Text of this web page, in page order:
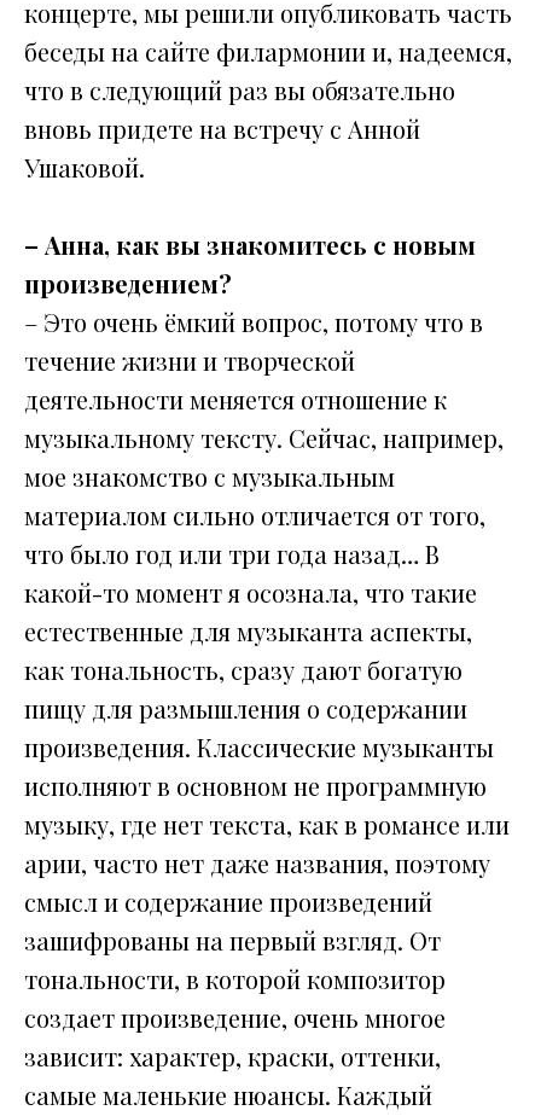
концерте, мы решили опубликовать часть
беседы на сайте филармонии и, надеемся,
что в следующий раз вы обязательно
вновь придете на встречу с Анной
Ушаковой.
– Анна, как вы знакомитесь с новым
произведением?
– Это очень ёмкий вопрос, потому что в
течение жизни и творческой
деятельности меняется отношение к
музыкальному тексту. Сейчас, например,
мое знакомство с музыкальным
материалом сильно отличается от того,
что было год или три года назад… В
какой-то момент я осознала, что такие
естественные для музыканта аспекты,
как тональность, сразу дают богатую
пищу для размышления о содержании
произведения. Классические музыканты
исполняют в основном не программную
музыку, где нет текста, как в романсе или
арии, часто нет даже названия, поэтому
смысл и содержание произведений
зашифрованы на первый взгляд. От
тональности, в которой композитор
создает произведение, очень многое
зависит: характер, краски, оттенки,
самые маленькие нюансы. Каждый